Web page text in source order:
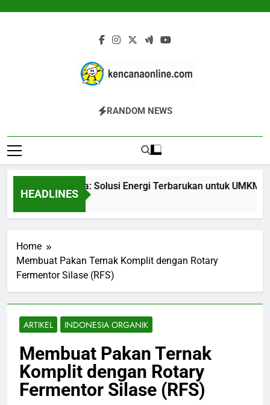
Kencana Online
Jasa Pengelolaan Sampah Kawasan
Dan Industri
RANDOM NEWS
HEADLINES
Biomassa: Solusi Energi Terbarukan untuk UMKM dan
Jam Ago
Home
Membuat Pakan Ternak Komplit dengan Rotary
Fermentor Silase (RFS)
ARTIKEL INDONESIA ORGANIK
Membuat Pakan Ternak
Komplit dengan Rotary
Fermentor Silase (RFS)